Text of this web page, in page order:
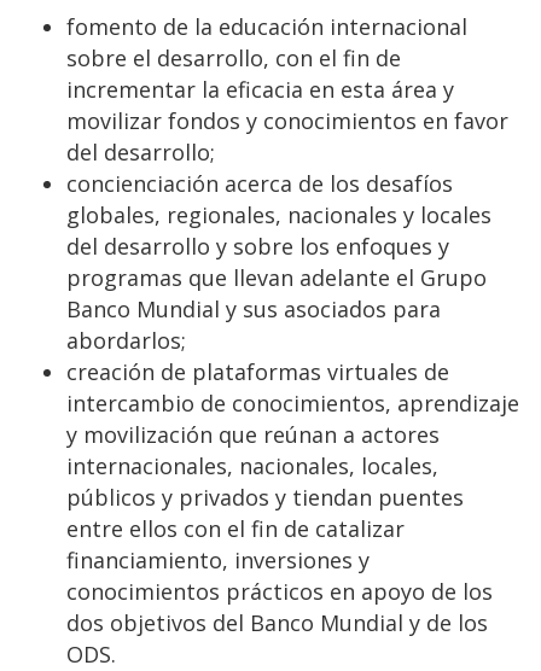
fomento de la educación internacional
sobre el desarrollo, con el fin de
incrementar la eficacia en esta área y
movilizar fondos y conocimientos en favor
del desarrollo;
concienciación acerca de los desafíos
globales, regionales, nacionales y locales
del desarrollo y sobre los enfoques y
programas que llevan adelante el Grupo
Banco Mundial y sus asociados para
abordarlos;
creación de plataformas virtuales de
intercambio de conocimientos, aprendizaje
y movilización que reúnan a actores
internacionales, nacionales, locales,
públicos y privados y tiendan puentes
entre ellos con el fin de catalizar
financiamiento, inversiones y
conocimientos prácticos en apoyo de los
dos objetivos del Banco Mundial y de los
ODS.